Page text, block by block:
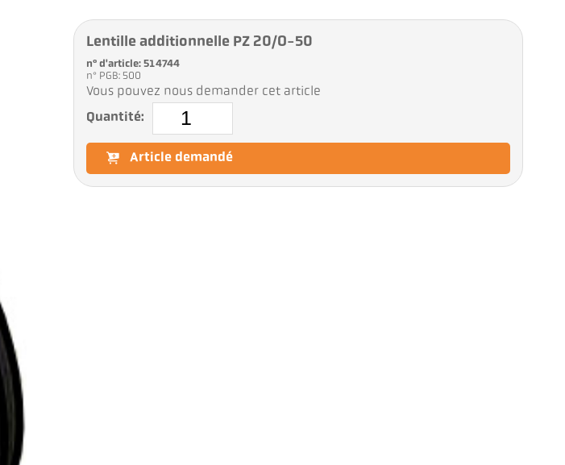
Lentille additionnelle PZ 20/O-50
n° d'article: 514744
n° PGB: 500
Vous pouvez nous demander cet article
Quantité:
Article demandé